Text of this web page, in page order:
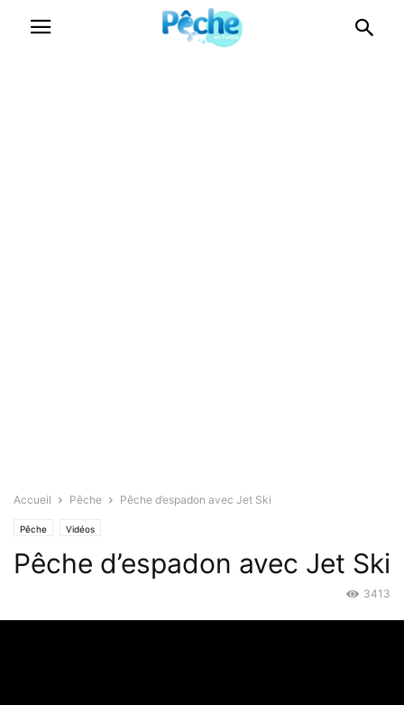
Accueil Pêche Pêche d’espadon avec Jet Ski
Pêche Vidéos
Pêche d’espadon avec Jet Ski
3413